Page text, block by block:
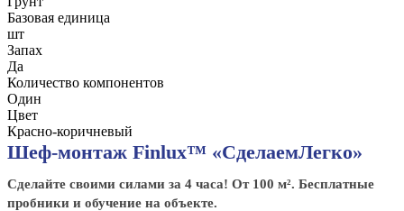
Базовая единица
шт
Запах
Да
Количество компонентов
Один
Цвет
Красно-коричневый
Шеф-монтаж Finlux™ «СделаемЛегко»
Сделайте своими силами за 4 часа! От 100 м². Бесплатные
пробники и обучение на объекте.